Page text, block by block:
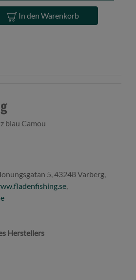
In den Warenkorb
blau Camou
5, 43248 Varberg,
Herstellers